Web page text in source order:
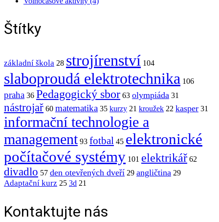
Štítky
základní škola 28 strojírenství 104
slaboproudá elektrotechnika 106
praha 36 Pedagogický sbor 63 olympiáda 31
nástrojař 60 matematika 35 kurzy 21 kroužek 22 kasper 31
informační technologie a
management 93 fotbal 45 elektronické
počítačové systémy 101 elektrikář 62
divadlo 57 den otevřených dveří 29 angličtina 29
Adaptační kurz 25 3d 21
Kontaktujte nás